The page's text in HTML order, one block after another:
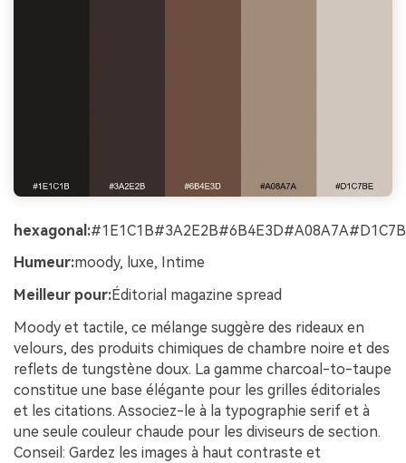
hexagonal:
Humeur:moody, luxe, Intime
Meilleur pour:Éditorial magazine spread
Moody et tactile, ce mélange suggère des rideaux en
velours, des produits chimiques de chambre noire et des
reflets de tungstène doux. La gamme charcoal-to-taupe
constitue une base élégante pour les grilles éditoriales
et les citations. Associez-le à la typographie serif et à
une seule couleur chaude pour les diviseurs de section.
Conseil: Gardez les images à haut contraste et